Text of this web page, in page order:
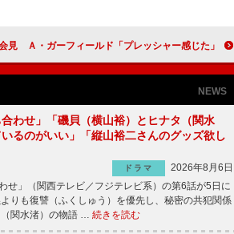
生スパイダーマン＆ヒロイン来日会見 Ａ・ガーフィールド「プレッシャー感じた」
NEWS
わせ」「磯貝（横山裕）とヒナタ（関水
るのがいい」「縦山裕二さんのグッズ欲し
ドラマ
2026年8月6日
せ」（関西テレビ／フジテレビ系）の第6話が5日に
も復讐（ふくしゅう）を優先し、秘密の共犯関係
関水渚）の物語 … 続きを読む